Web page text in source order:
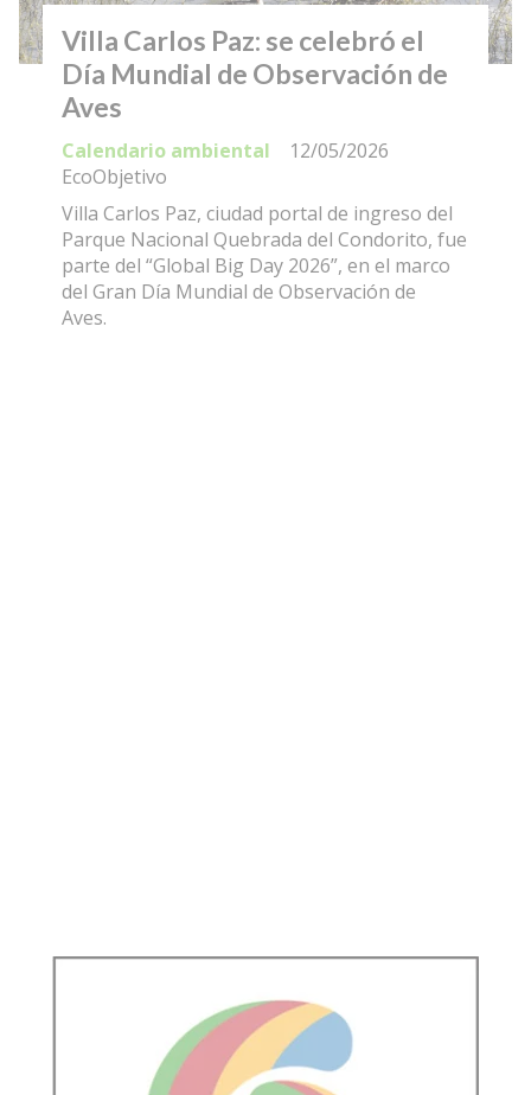
Villa Carlos Paz: se celebró el
Día Mundial de Observación de
Aves
EcoObjetivo
Calendario ambiental 12/05/2026
Villa Carlos Paz, ciudad portal de ingreso del
Parque Nacional Quebrada del Condorito, fue
parte del “Global Big Day 2026”, en el marco
del Gran Día Mundial de Observación de
Aves.